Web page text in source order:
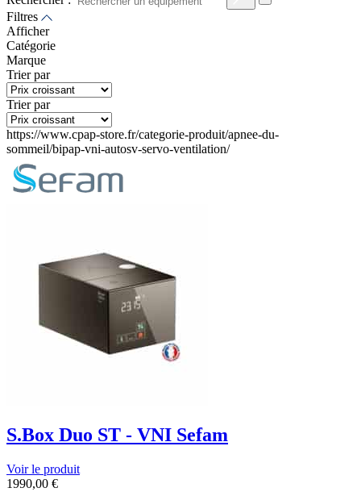
Filtres
Afficher
Catégorie
Marque
Trier par
Trier par
https://www.cpap-store.fr/categorie-produit/apnee-du-
sommeil/bipap-vni-autosv-servo-ventilation/
S.Box Duo ST - VNI Sefam
Voir le produit
1990,00 €